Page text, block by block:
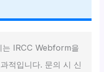
IRCC Webform을
적입니다. 문의 시 신